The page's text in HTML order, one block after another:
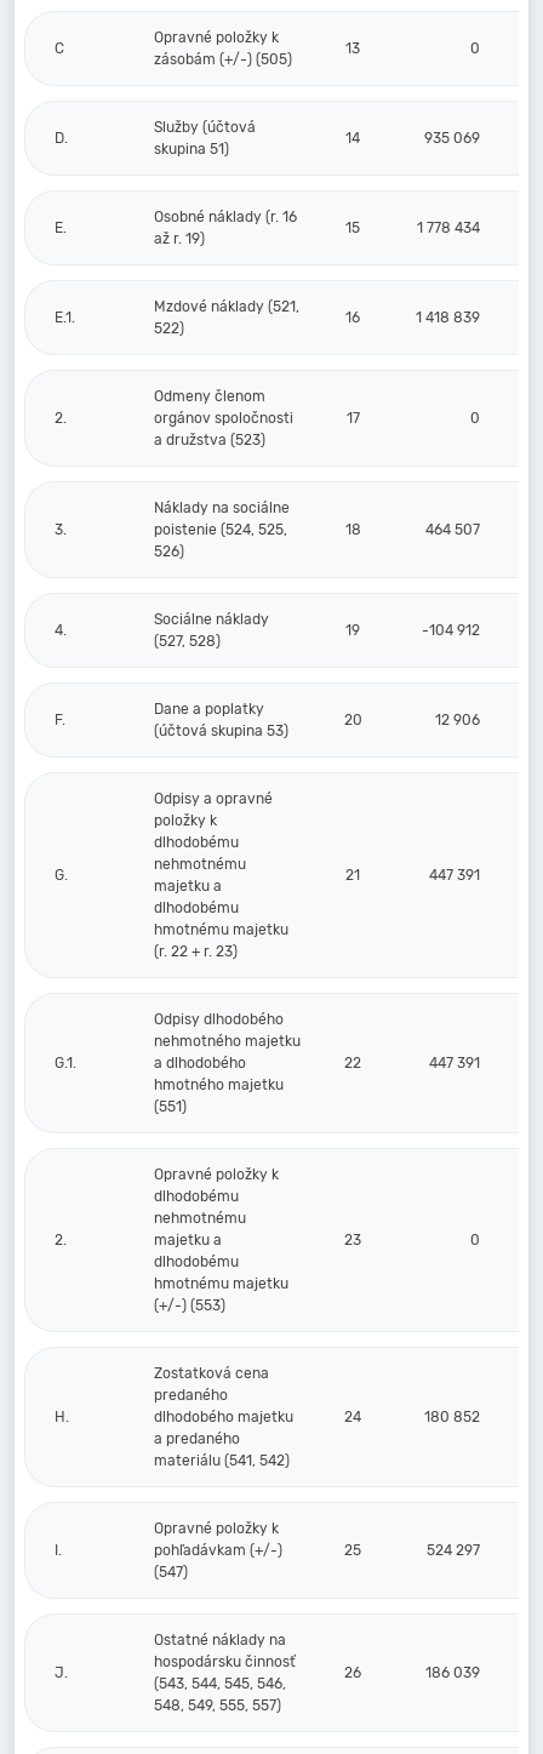
C
Opravné položky k
zásobám (+/-) (505)
13 0
D.
Služby (účtová
skupina 51)
14 935 069
E.
Osobné náklady (r. 16
až r. 19)
15 1 778 434
E.1.
Mzdové náklady (521,
522)
16 1 418 839
2.
Odmeny členom
orgánov spoločnosti
a družstva (523)
17 0
3.
Náklady na sociálne
poistenie (524, 525,
526)
18 464 507
4.
Sociálne náklady
(527, 528)
19 -104 912
F.
Dane a poplatky
(účtová skupina 53)
20 12 906
G.
Odpisy a opravné
položky k
dlhodobému
nehmotnému
majetku a
dlhodobému
hmotnému majetku
(r. 22 + r. 23)
21 447 391
G.1.
Odpisy dlhodobého
nehmotného majetku
a dlhodobého
hmotného majetku
(551)
22 447 391
2.
Opravné položky k
dlhodobému
nehmotnému
majetku a
dlhodobému
hmotnému majetku
(+/-) (553)
23 0
H.
Zostatková cena
predaného
dlhodobého majetku
a predaného
materiálu (541, 542)
24 180 852
I.
Opravné položky k
pohľadávkam (+/-)
(547)
25 524 297
J.
Ostatné náklady na
hospodársku činnosť
(543, 544, 545, 546,
548, 549, 555, 557)
26 186 039